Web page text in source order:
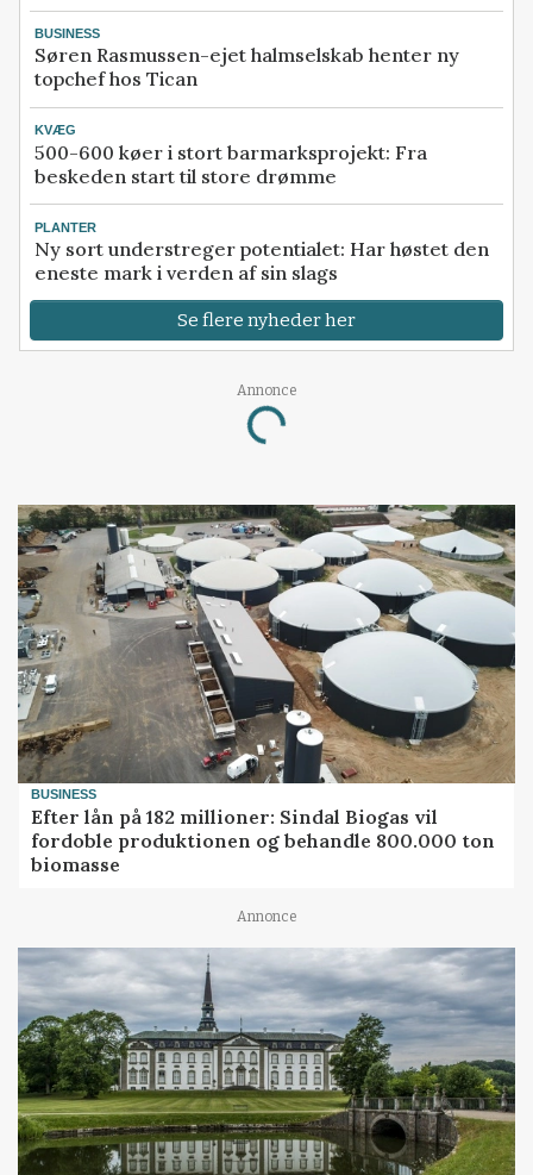
BUSINESS
Søren Rasmussen-ejet halmselskab henter ny
topchef hos Tican
KVÆG
500-600 køer i stort barmarksprojekt: Fra
beskeden start til store drømme
PLANTER
Ny sort understreger potentialet: Har høstet den
eneste mark i verden af sin slags
Se flere nyheder her
Annonce
Loading...
BUSINESS
Efter lån på 182 millioner: Sindal Biogas vil
fordoble produktionen og behandle 800.000 ton
biomasse
Annonce